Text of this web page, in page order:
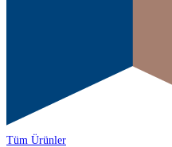
Tüm Ürünler